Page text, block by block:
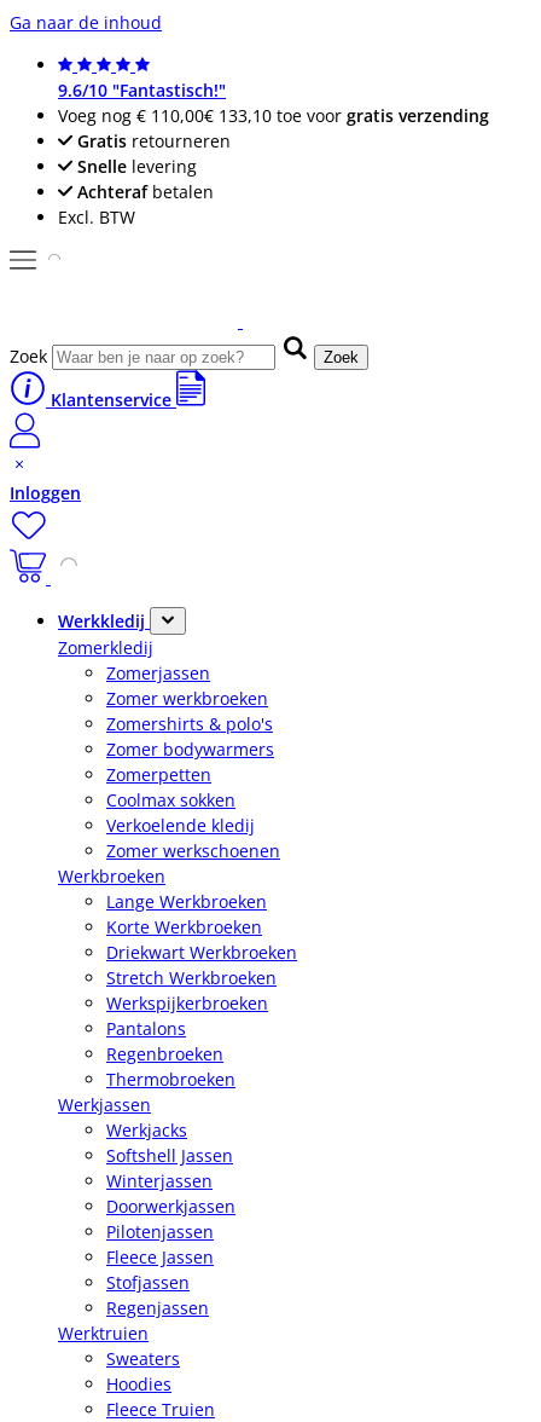
Ga naar de inhoud
9.6/10 "Fantastisch!"
Voeg nog € 110,00€ 133,10 toe voor gratis verzending
Gratis retourneren
Snelle levering
Achterafbetalen
Excl. BTW
Zoek Zoek
Klantenservice
Inloggen
Werkkledij
Zomerkledij
Zomerjassen
Zomer werkbroeken
Zomershirts & polo's
Zomer bodywarmers
Zomerpetten
Coolmax sokken
Verkoelende kledij
Zomer werkschoenen
Werkbroeken
Lange Werkbroeken
Korte Werkbroeken
Driekwart Werkbroeken
Stretch Werkbroeken
Werkspijkerbroeken
Pantalons
Regenbroeken
Thermobroeken
Werkjassen
Werkjacks
Softshell Jassen
Winterjassen
Doorwerkjassen
Pilotenjassen
Fleece Jassen
Stofjassen
Regenjassen
Werktruien
Sweaters
Hoodies
Fleece Truien